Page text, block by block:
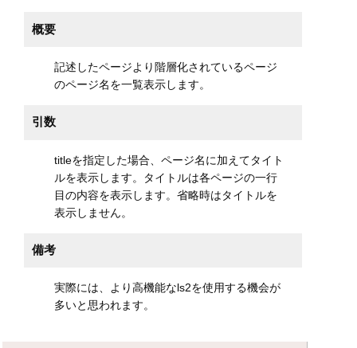
概要
記述したページより階層化されているページ
のページ名を一覧表示します。
引数
titleを指定した場合、ページ名に加えてタイト
ルを表示します。タイトルは各ページの一行
目の内容を表示します。省略時はタイトルを
表示しません。
備考
実際には、より高機能なls2を使用する機会が
多いと思われます。